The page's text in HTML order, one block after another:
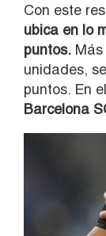
Con este
ubica en lo
puntos.
unidades,
puntos. En
Barcelona